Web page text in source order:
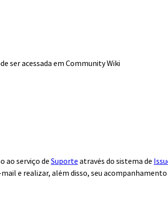
ser acessada em Community Wiki
ao serviço deSuporte através do sistema de
e realizar, além disso, seu